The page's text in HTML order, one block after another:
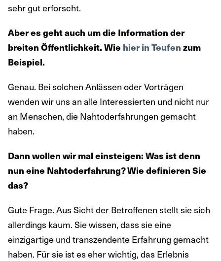
sehr gut erforscht.
Aber es geht auch um die Information der
breiten Öffentlichkeit. Wie hier in Teufen zum
Beispiel.
Genau. Bei solchen Anlässen oder Vorträgen
wenden wir uns an alle Interessierten und nicht nur
an Menschen, die Nahtoderfahrungen gemacht
haben.
Dann wollen wir mal einsteigen: Was ist denn
nun eine Nahtoderfahrung? Wie definieren Sie
das?
Gute Frage. Aus Sicht der Betroffenen stellt sie sich
allerdings kaum. Sie wissen, dass sie eine
einzigartige und transzendente Erfahrung gemacht
haben. Für sie ist es eher wichtig, das Erlebnis